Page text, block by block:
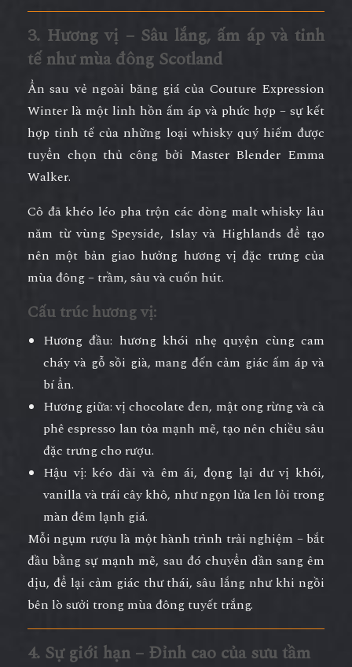
3. Hương vị – Sâu lắng, ấm áp và tinh
tế như mùa đông Scotland
Ẩn sau vẻ ngoài băng giá của Couture Expression
Winter là một linh hồn ấm áp và phức hợp – sự kết
hợp tinh tế của những loại whisky quý hiếm được
tuyển chọn thủ công bởi Master Blender Emma
Walker.
Cô đã khéo léo pha trộn các dòng malt whisky lâu
năm từ vùng Speyside, Islay và Highlands để tạo
nên một bản giao hưởng hương vị đặc trưng của
mùa đông – trầm, sâu và cuốn hút.
Cấu trúc hương vị:
Hương đầu: hương khói nhẹ quyện cùng cam
cháy và gỗ sồi già, mang đến cảm giác ấm áp và
bí ẩn.
Hương giữa:vị chocolate đen, mật ong rừng và cà
phê espresso lan tỏa mạnh mẽ, tạo nên chiều sâu
đặc trưng cho rượu.
Hậu vị: kéo dài và êm ái, đọng lại dư vị khói,
vanilla và trái cây khô, như ngọn lửa len lỏi trong
màn đêm lạnh giá.
Mỗi ngụm rượu là một hành trình trải nghiệm – bắt
đầu bằng sự mạnh mẽ, sau đó chuyển dần sang êm
dịu, để lại cảm giác thư thái, sâu lắng như khi ngồi
bên lò sưởi trong mùa đông tuyết trắng.
4. Sự giới hạn – Đỉnh cao của sưu tầm